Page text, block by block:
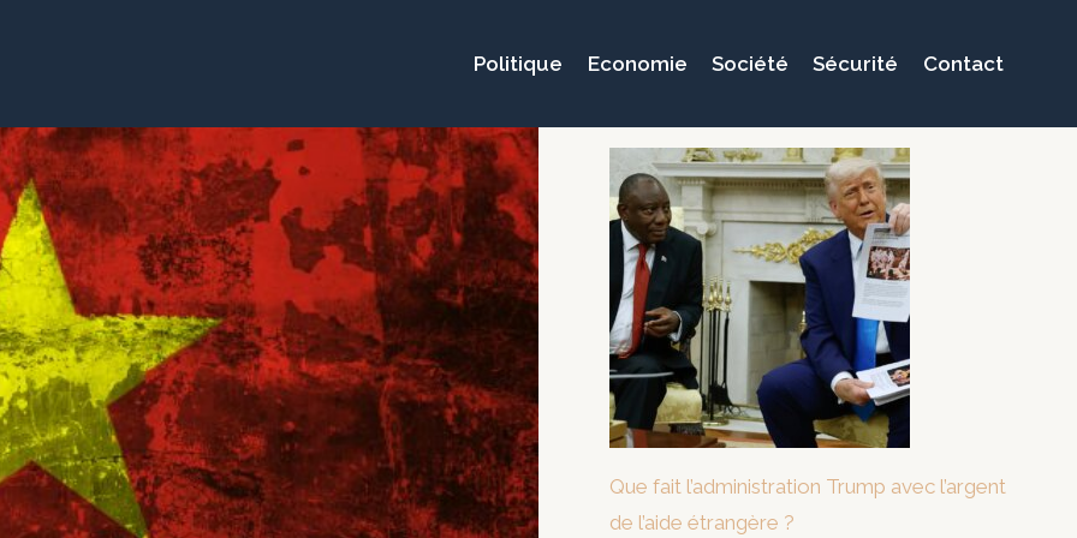
Politique Economie Société Sécurité Contact
Que fait l’administration Trump avec l’argent
de l’aide étrangère ?